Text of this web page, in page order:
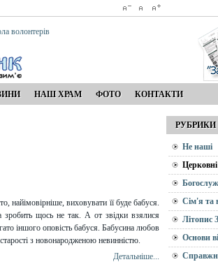
волонтерів
НАШ ХРАМ ФОТО КОНТАКТИ
найімовірніше, виховувати її буде бабуся.
щось не так. А от звідки взялися
іншого оповість бабуся. Бабусина любов
з новонародженою невинністю.
Детальніше...
РУБРИКИ
Не наші
Сім'я та
Літопис
Основи